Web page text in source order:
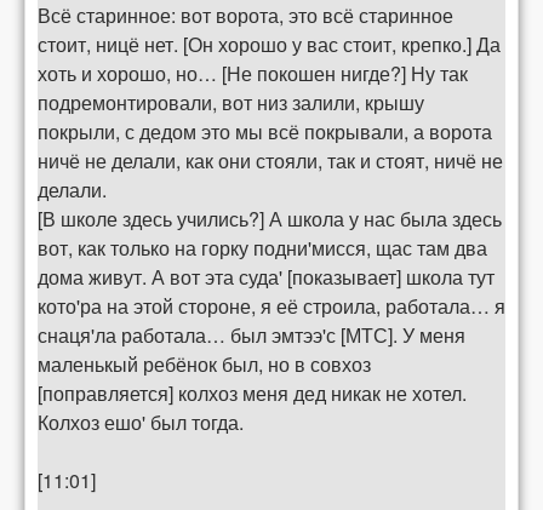
Всё старинное: вот ворота, это всё старинное
стоит, ницё нет. [Он хорошо у вас стоит, крепко.] Да
хоть и хорошо, но… [Не покошен нигде?] Ну так
подремонтировали, вот низ залили, крышу
покрыли, с дедом это мы всё покрывали, а ворота
ничё не делали, как они стояли, так и стоят, ничё не
делали.
[В школе здесь учились?] А школа у нас была здесь
вот, как только на горку подни'мисся, щас там два
дома живут. А вот эта суда' [показывает] школа тут
кото'ра на этой стороне, я её строила, работала… я
снаця'ла работала… был эмтээ'с [МТС]. У меня
маленькый ребёнок был, но в совхоз
[поправляется] колхоз меня дед никак не хотел.
Колхоз ешо' был тогда.
[11:01]